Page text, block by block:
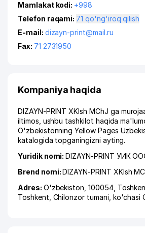
Mamlakat kodi: +998
Telefon raqami:
71 qo'ng'iroq qilish
E-mail: dizayn-print@mail.ru
Fax: 71 2731950
Kompaniya haqida
DIZAYN-PRINT XKIsh MChJ ga
iltimos, ushbu tashkilot haqida
O'zbekistonning Yellow Pages
katalogida topganingizni ayting.
Yuridik nomi:DIZAYN-PRINT УИК
Brend nomi:DIZAYN-PRINT XKIsh
Adres: O'zbekiston, 100054,
Toshkent Chilonzor tumani ko'chasi